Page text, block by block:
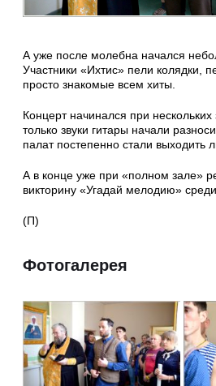
А уже после молебна начался
Участники «Ихтис» пели колядки,
просто знакомые всем хиты.
Концерт начинался при нескольких
только звуки гитары начали
палат постепенно стали выходить
А в конце уже при «полном зале»
викторину «Угадай мелодию»
(П)
Фотогалерея